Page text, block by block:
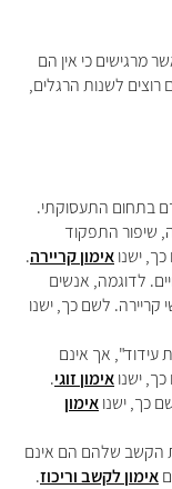
מרגישים כי אין הם
לשנות הרגלים,
בתחום התעסוקתי.
שיפור התפקוד
ישנואימון קריירה.
לדוגמה, אנשים
קריירה. לשם כך, ישנו
עידוד", אך אינם
ישנואימון זוגי.
כך, ישנואימון
הקשב שלהם הם אינם
אימון לקשב וריכוז.